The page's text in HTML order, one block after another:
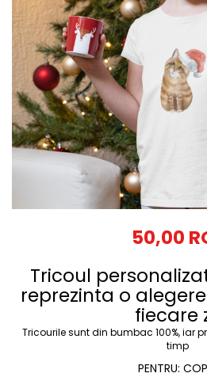
Tricouri Diverse
Tricouri Azi esti Tanar si maine...
Tricouri Motivationale
Tricouri Mamici
Tricouri Pensionari
Tricouri Animalute
Tricouri Stari
Tricouri Gameri
Tricouri Mesaje Virale
Tricouri Zicale Romanesti
Tricouri Copii
50,00
Tricoul
reprezinta o
fiecare
Tricourile sunt din bumbac 100%, iar
timp
PENTRU: